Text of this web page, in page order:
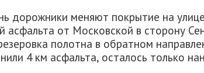
дорожники меняют покрытие на
асфальта от Московской в сторону
полотна в обратном
4 км асфальта, осталось только